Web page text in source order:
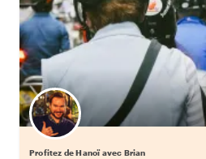
Profitez de Hanoï avec Brian